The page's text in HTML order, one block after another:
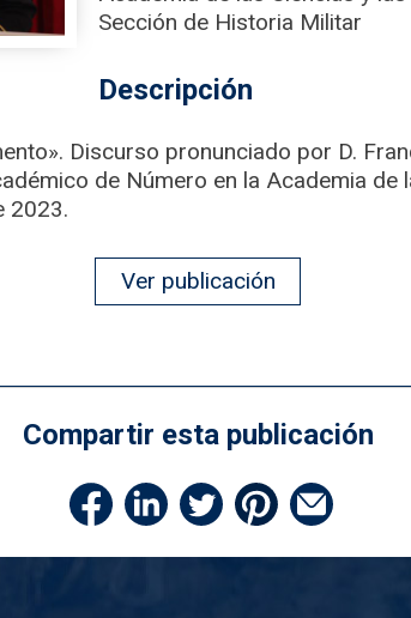
Sección de Historia Militar
Descripción
Discurso pronunciado por D.
de Número en la Academia de
2023.
Ver publicación
Compartir esta publicación